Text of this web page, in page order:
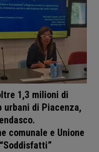
1,3 milioni di
urbani di Piacenza,
comunale e Unione